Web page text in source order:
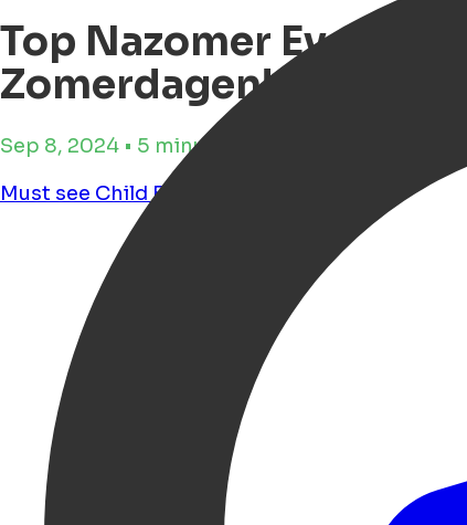
Top Nazomer
Zomerdagen!
Sep 8, 2024 • 5 minuten leestijd
Must see Child Friendly